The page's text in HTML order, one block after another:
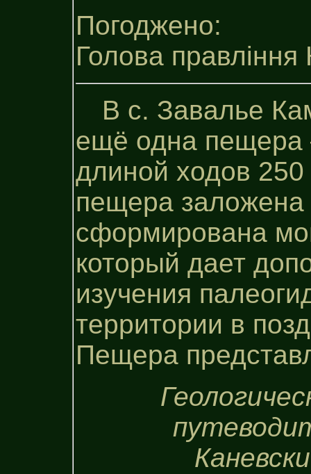
Погоджено:
Голова
В с. Завалье
ещё одна
длиной ходов
пещера заложена
сформирована
который дает
изучения
территории в
Пещера